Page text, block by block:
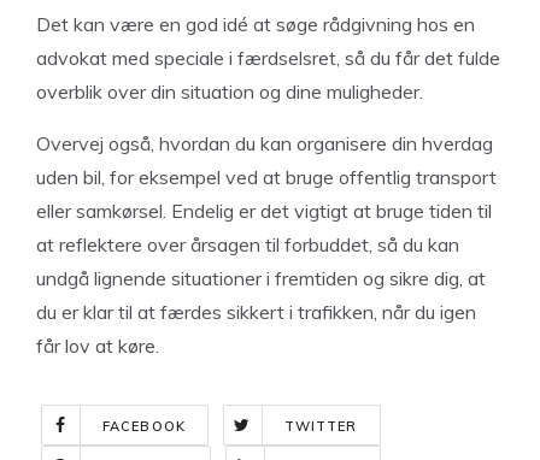
Det kan være en god idé at søge rådgivning hos en
advokat med speciale i færdselsret, så du får det fulde
overblik over din situation og dine muligheder.
Overvej også, hvordan du kan organisere din hverdag
uden bil, for eksempel ved at bruge offentlig transport
eller samkørsel. Endelig er det vigtigt at bruge tiden til
at reflektere over årsagen til forbuddet, så du kan
undgå lignende situationer i fremtiden og sikre dig, at
du er klar til at færdes sikkert i trafikken, når du igen
får lov at køre.
FACEBOOK TWITTER